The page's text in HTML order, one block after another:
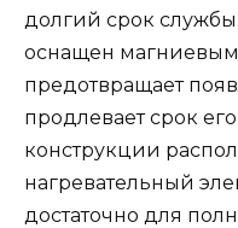
долгий срок
оснащен
предотвращает
продлевает срок
конструкции
нагревательный
достаточно для